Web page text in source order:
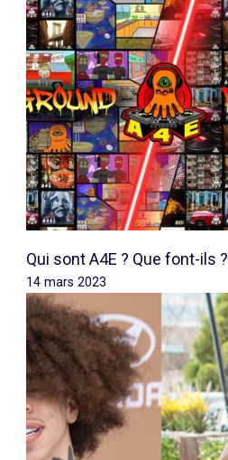
Qui sont A4E ? Que font-ils ?
14 mars 2023